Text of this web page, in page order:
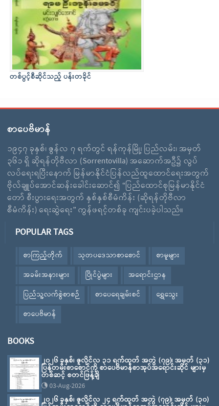
တစ်ပွင့်စီဆိုင်သည့် ပန်းတခိုင်
စာပေဗိမာန်
၁၉၄၇ ခုနှစ်၊ ဇွန်လ ၇ ရက်တွင် ရန်ကုန်မြို့၊ ပြည်လမ်း၊ အမှတ်
၃၆၁ ရှိ ဆိုရန်တိုဗီလာ (Sorrentovilla) အဆောက်အဦ၌ လွပ်
လပ်ရေးရပြီးနောက် မြန်မာနိုင်ငံပြန်လည်ထူထောင်ရေးအတွက်
ဗိုလ်ချူပ်အောင်ဆန်းခေါင်းဆောင်၍ “ပြည်ထောင်စုမြန်မာနိုင်ငံ
တော် စီးပွားရေးအတွက် နှစ်နှစ်စီမံကိန်း (ဆိုရန်တိုဗီလာ
စီမံကိန်း) ရေးဆွဲရေး” ကွန်ဖရင့်တစ်ခု ကျင်းပခဲ့ပါသည်။
POPULAR TAGS
စာကြည့်တိုက် သုတပဒေသာစာစောင်
စာမူများ
အခမ်းအနားများ
ပြိုင်ပွဲများ
အရောင်းဌာန
ပြည်သူ့လက်စွဲစာစဉ်
စာပေရေချမ်းစင်
ရွှေသွေး
စာပေဗိမာန်
BOOKS
၂၀၂၆ ခုနှစ်၊ ဇူလိုင်လ ၃၁ ရက်ထုတ် အတွဲ (၇၉)၊ အမှတ် (၃၁)
ပြန်တမ်းစာစောင်ကို စာပေဗိမာန်စာအုပ်အရောင်းဆိုင် များမှ
တစ်ဆင့် စတင်ဖြန့်ချိ
03-Aug-2026
၂၀၂၆ ခုနှစ်၊ ဇူလိုင်လ ၂၄ ရက်ထုတ် အတွဲ (၇၉)၊ အမှတ် (၃၀)